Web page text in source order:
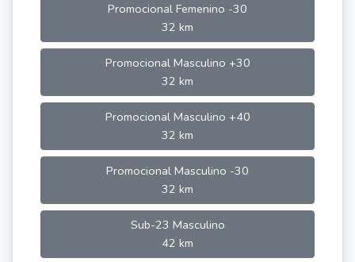
Promocional Femenino -30
32 km
Promocional Masculino +30
32 km
Promocional Masculino +40
32 km
Promocional Masculino -30
32 km
Sub-23 Masculino
42 km